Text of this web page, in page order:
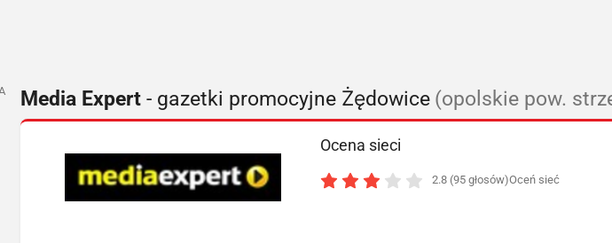
Media Expert - gazetki promocyjne Żędowice (opolskie pow.
Ocena sieci
2.8 (95 głosów)Oceń sieć